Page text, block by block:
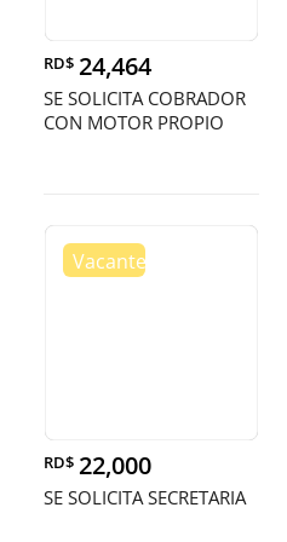
RD$ 24,464
SE SOLICITA COBRADOR
CON MOTOR PROPIO
RD$ 22,000
SE SOLICITA SECRETARIA